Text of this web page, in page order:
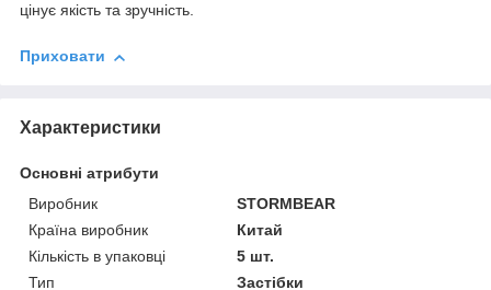
цінує якість та зручність.
Приховати
Характеристики
Основні атрибути
Виробник
STORMBEAR
Країна виробник
Китай
Кількість в упаковці
5 шт.
Тип
Застібки